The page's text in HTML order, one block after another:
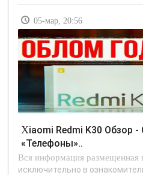
05-мар, 20:56
Xiaomi Redmi K30 Обзор - ОБЛОМ ГОДА! -
«Телефоны»..
Вся информация размещенная
исключительно в